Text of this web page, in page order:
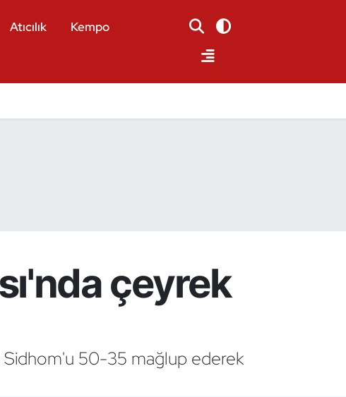
Atıcılık
Kempo
çeyrek
Sidhom'u 50-35 mağlup ederek